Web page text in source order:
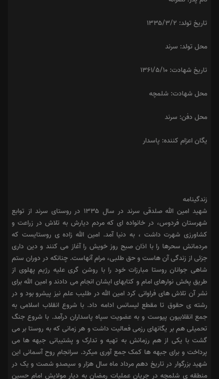
تاریخ تولد: ۱۳۳۵/۳/۲
محل تولد: سرند
تاریخ شهادت: ۱۳۶۱/۵/۱۰
محل شهادت: شلمچه
محل دفن: سرند
یگان اعزام کننده: پاسدار
زندگینامه
شهید امین الله صلدقی سرند در سال ۱۳۳۵ در روستای سرند از توابع
شهرستان فردوس، در خانواده ای که مردم دیارش به تلاش در زراعت و
کشاورزی شهرت داشت ، به دنیا آمد. امین الله زاده ی روستایست که
مردمانش سحرها را با اذان صبح روز خویش را آغاز می کنند و دین داری
جزئی از زندگی آن هاست و حق طلبی، مرام آنهاست. چنانکه در دوران ستم
شاهی جوانان روستا مبارزات خود را با روشن گری علیه رژیم پهلوی از
طریق پخش نوارهای امام و کتابهای ایشان انجام می دادند و امین الله برای
نشر آن تلاش های فراوانی کرد امین الله در طلیب علم نیز پیشرو بود و در
رشته ی حقوق تا مقطع لیسانس ادامه داد. با شروع انقلاب اسلامی به
جمع انقلابیون پیوست و به عضویت سپاه پاسداران درآمد. با شروع جنگ
تحمیلی هم بر یگانهای رزمی فعالیت داشت و هر زمانی که به روستا بر می
گشت با یکی از هم رزمانش به تهیه و تدارک و پشتیبانی جبهه ها می
پرداخت و برای جبهه ها کمک جمع آوری میکرد. سرانجام روح آسمانی این
شهید بزرگوار در تاریخ دهم مرداد ماه سال هزار و سیصدو شصت و یک در
منطقه ی شلمچه در جریان عملیات رمضان به دیار مولایش امام حسین